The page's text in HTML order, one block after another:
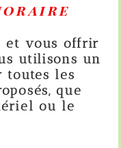
et vous offrir
utilisons un
toutes les
que
ou le